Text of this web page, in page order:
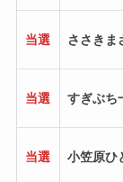
当選 ささきま
当選 すぎぶち
当選 小笠原ひ